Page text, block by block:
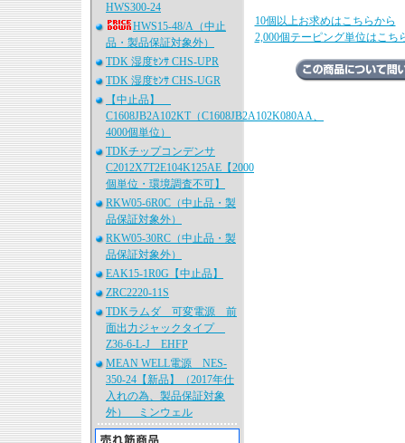
HWS300-24
HWS15-48/A（中止
品・製品保証対象外）
TDK 湿度ｾﾝｻ CHS-UPR
TDK 湿度ｾﾝｻ CHS-UGR
【中止品】
C1608JB2A102KT（C1608JB2A102K080AA、
4000個単位）
TDKチップコンデンサ
C2012X7T2E104K125AE【2000
個単位・環境調査不可】
RKW05-6R0C（中止品・製
品保証対象外）
RKW05-30RC（中止品・製
品保証対象外）
EAK15-1R0G【中止品】
ZRC2220-11S
TDKラムダ 可変電源 前
面出力ジャックタイプ
Z36-6-L-J EHFP
MEAN WELL電源 NES-
350-24【新品】（2017年仕
入れの為、製品保証対象
外） ミンウェル
10個以上お求めはこちらから
2,000個テーピング単位はこち